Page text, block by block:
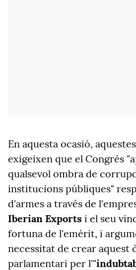
En aquesta ocasió,
exigeixen que el Congrés
qualsevol ombra de
institucions públiques"
d'armes a través de
Iberian Exports i el seu
fortuna de l'emèrit, i
necessitat de crear aquest
parlamentari per l'"